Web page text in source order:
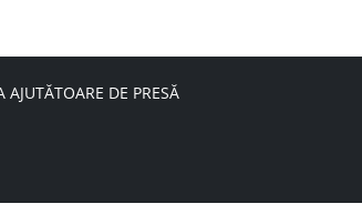
AJUTĂTOARE DE PRESĂ